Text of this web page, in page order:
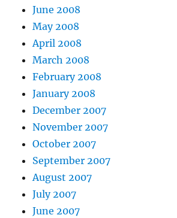
June 2008
May 2008
April 2008
March 2008
February 2008
January 2008
December 2007
November 2007
October 2007
September 2007
August 2007
July 2007
June 2007